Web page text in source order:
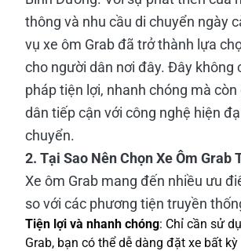
thông và nhu cầu di chuyển ngày
vụ xe ôm Grab đã trở thành lựa
cho người dân nơi đây. Đây không
pháp tiện lợi, nhanh chóng mà
dân tiếp cận với công nghệ hiện
chuyển.
2. Tại Sao Nên Chọn Xe Ôm Grab
Xe ôm Grab mang đến nhiều ưu
so với các phương tiện truyền
Tiện lợi và nhanh chóng: Chỉ cần sử
Grab, bạn có thể dễ dàng đặt xe bất